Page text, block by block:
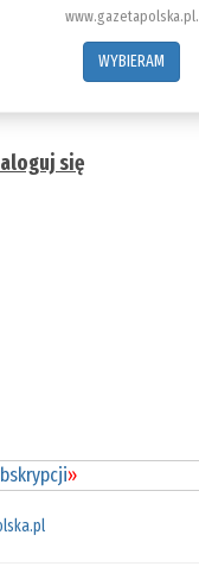
www.gazetapolska.pl.
WYBIERAM
się
»